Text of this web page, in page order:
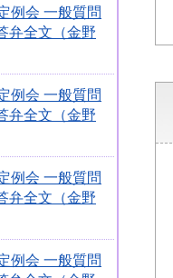
例会 一般質問
弁全文（金野
例会 一般質問
弁全文（金野
例会 一般質問
弁全文（金野
例会 一般質問